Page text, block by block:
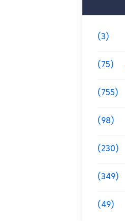
(3)
(75)
(755)
(98)
(230)
(349)
(49)